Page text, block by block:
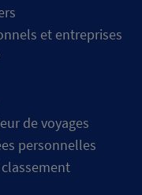
et entreprises
de voyages
personnelles